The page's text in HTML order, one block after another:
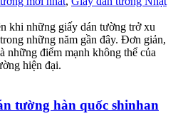
khi những giấy dán tường trở xu
những năm gần đây. Đơn giản,
những điểm mạnh không thể của
hiện đại.
tường hàn quốc shinhan